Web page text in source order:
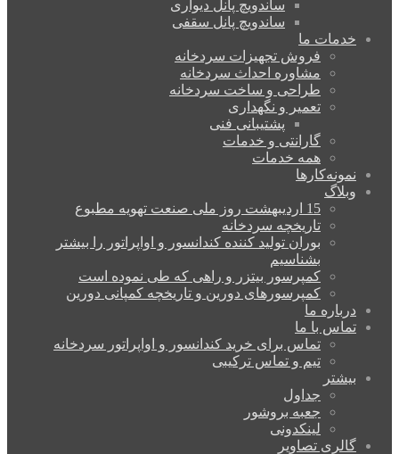
ساندویچ پانل دیواری
ساندویچ پانل سقفی
خدمات ما
فروش تجهیزات سردخانه
مشاوره احداث سردخانه
طراحی و ساخت سردخانه
تعمیر و نگهداری
پشتیبانی فنی
گارانتی و خدمات
همه خدمات
نمونه‌کارها
وبلاگ
15 اردیبهشت روز ملی صنعت تهویه مطبوع
تاریخچه سردخانه
بوران تولید کننده کندانسور و اواپراتور را بیشتر
بشناسیم
کمپرسور بیتزر و راهی که طی نموده است
کمپرسورهای دورین و تاریخچه کمپانی دورین
درباره ما
تماس با ما
تماس برای خرید کندانسور و اواپراتور سردخانه
تیم و تماس ترکیبی
بیشتر
جداول
جعبه بروشور
لینکدونی
گالری تصاویر